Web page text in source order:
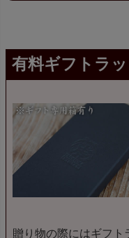
有料ギフトラ
贈り物の際にはギフト